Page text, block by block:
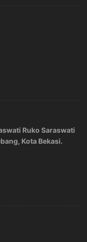
Ruko Saraswati
Kota Bekasi.